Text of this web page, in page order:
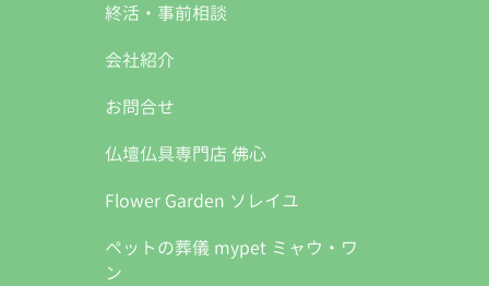
終活・事前相談
会社紹介
お問合せ
仏壇仏具専門店 佛心
Flower Garden ソレイユ
ペットの葬儀 mypet ミャウ・ワ
ン